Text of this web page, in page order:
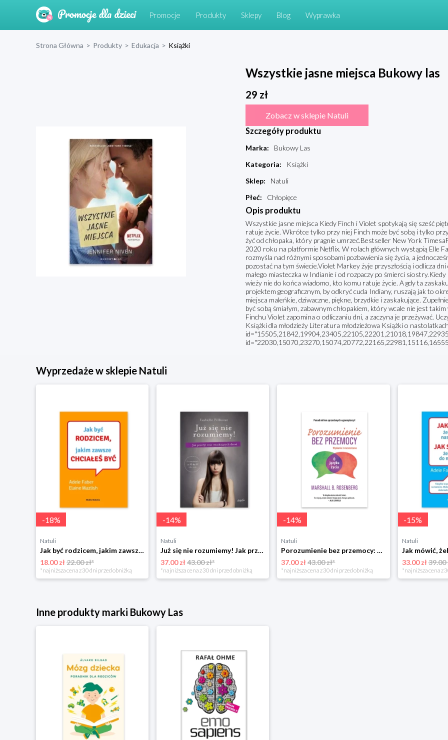
Promocje Produkty Sklepy Blog Wyprawka
Strona Główna > Produkty > Edukacja > Książki
Wszystkie jasne miejsca Bukowy las
29 zł
Zobacz w sklepie Natuli
Szczegóły produktu
Marka:
Bukowy Las
Kategoria:
Książki
Sklep:
Natuli
Płeć: Chłopięce
Opis produktu
Wszystkie jasne miejsca Kiedy Finch i Violet spotykają się sześć
ratuje życie. Wkrótce tylko przy niej Finch może być sobą i tylko
żyć od chłopaka, który pragnie umrzeć.Bestseller New York
2020 roku na platformie Netflix. W rolach głównych wystąpią Elle
rozmyśla nad różnymi sposobami pozbawienia się życia, a
pozostać na tym świecie.Violet Markey żyje przyszłością i odlicza
małego miasteczka w Indianie i od rozpaczy po śmierci
wieży nie do końca wiadomo, kto komu ratuje życie. A gdy ta
projektem geograficznym, by odkryć cuda Indiany, ruszają jak to
miejsca maleńkie, dziwaczne, piękne, brzydkie i zaskakujące.
być sobą śmiałym, zabawnym chłopakiem, który wcale nie jest
Finchu Violet zapomina o odliczaniu dni, a zaczyna je przeżywać.
Książki dla młodzieży Literatura młodzieżowa Książki o
Wyprzedaże w sklepie Natuli
-18%
Natuli
Jak być rodzicem, jakim zawsze chciałeś być Media rodzina
18.00 zł22.00 zł*
*najniższa cena z 30 dni przed obniżką
-14%
Natuli
Już się nie rozumiemy! Jak przeżyć czas trzaskających drzwi Esprit
37.00 zł43.00 zł*
*najniższa cena z 30 dni przed obniżką
-14%
Natuli
Porozumienie bez przemocy: o języku życia Czarna owca
37.00 zł43.00 zł*
*najniższa cena z 30 dni przed obniżką
-15%
Natuli
33.00 zł39.00
*najniższa cena z
Inne produkty marki Bukowy Las